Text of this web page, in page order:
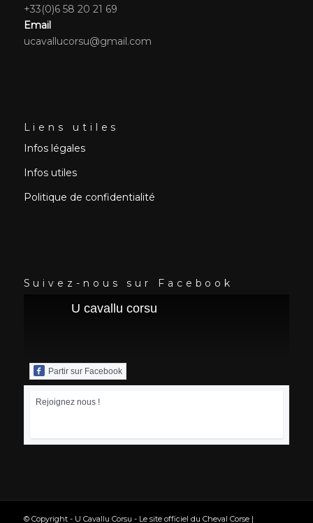
+33(0)6 58 20 21 69
Email
ucavallucorsu@gmail.com
Liens utiles
Infos légales
Infos utiles
Politique de confidentialité
Suivez-nous sur Facebook
U cavallu corsu
Partir sur Facebook
Rejoignez nous !
© Copyright - U Cavallu Corsu - Le site officiel du Cheval Corse |